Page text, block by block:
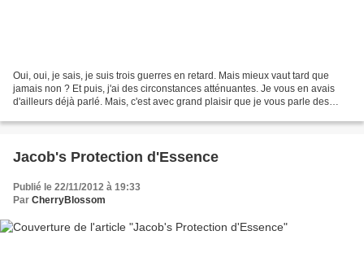
Oui, oui, je sais, je suis trois guerres en retard. Mais mieux vaut tard que
jamais non ? Et puis, j'ai des circonstances atténuantes. Je vous en avais
d'ailleurs déjà parlé. Mais, c'est avec grand plaisir que je vous parle des
Jacob's Protection d'Essence
Publié le 22/11/2012 à 19:33
Par CherryBlossom